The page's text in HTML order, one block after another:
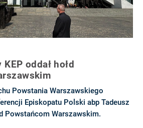
oddał hołd
Powstania Warszawskiego
Episkopatu Polski abp Tadeusz
Powstańcom Warszawskim.